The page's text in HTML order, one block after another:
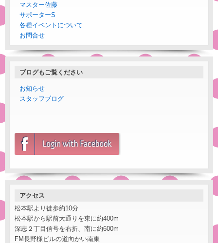
マスター佐藤
サポーターS
各種イベントについて
お問合せ
ブログもご覧ください
お知らせ
スタッフブログ
アクセス
松本駅より徒歩約10分
松本駅から駅前大通りを東に約400m
深志２丁目信号を右折、南に約600m
FM長野様ビルの道向かい南東